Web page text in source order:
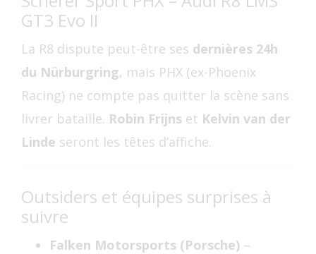
GT3 Evo II
La R8 dispute peut-être ses dernières 24h
du Nürburgring, mais PHX (ex-Phoenix
Racing) ne compte pas quitter la scène sans
livrer bataille. Robin Frijns et Kelvin van der
Linde seront les têtes d’affiche.
Outsiders et équipes surprises à
suivre
Falken Motorsports (Porsche) –